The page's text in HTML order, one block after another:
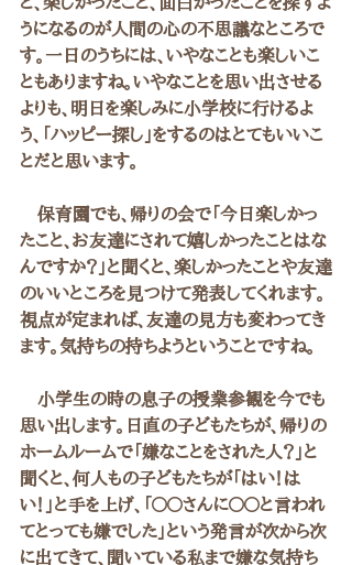
うになるのが人間の心の不思議なところで
す。一日のうちには、いやなことも楽しいこ
ともありますね。いやなことを思い出させる
よりも、明日を楽しみに小学校に行けるよ
う、「ハッピー探し」をするのはとてもいいこ
とだと思います。
保育園でも、帰りの会で「今日楽しかっ
たこと、お友達にされて嬉しかったことはな
んですか？」と聞くと、楽しかったことや友達
のいいところを見つけて発表してくれます。
視点が定まれば、友達の見方も変わってき
ます。気持ちの持ちようということですね。
小学生の時の息子の授業参観を今でも
思い出します。日直の子どもたちが、帰りの
ホームルームで「嫌なことをされた人？」と
聞くと、何人もの子どもたちが「はい！は
い！」と手を上げ、「〇〇さんに〇〇と言われ
てとっても嫌でした」という発言が次から次
に出てきて、聞いている私まで嫌な気持ち